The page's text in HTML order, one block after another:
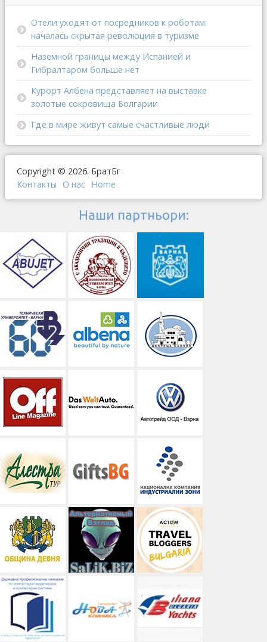
Отели уходят от посредников к роботам:
началась скрытая революция в туризме
Наземной границы между Испанией и
Гибралтаром больше нет
Курорт Албена представляет на выставке
золотые сокровища Болгарии
Где в мире живут самые счастливые люди
Copyright © 2026. БратБг
Контакты
О наc Home
Наши партньори: